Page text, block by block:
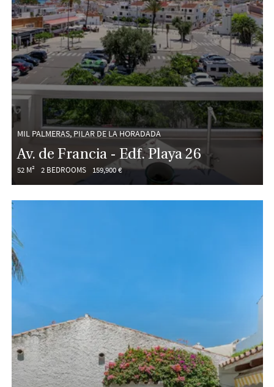
MIL PALMERAS, PILAR DE LA HORADADA
Av. de Francia - Edf. Playa 26
52 M² 2 BEDROOMS 159,900 €